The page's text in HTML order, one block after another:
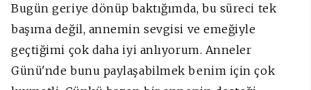
Bugün geriye dönüp baktığımda, bu süreci tek
başıma değil, annemin sevgisi ve emeğiyle
geçtiğimi çok daha iyi anlıyorum. Anneler
Günü'nde bunu paylaşabilmek benim için çok